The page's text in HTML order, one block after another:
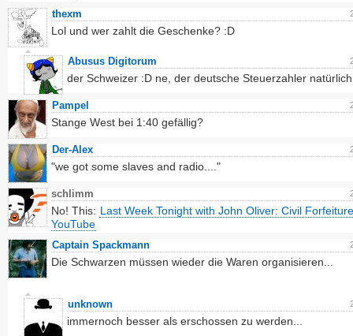
thexm
Lol und wer zahlt die Geschenke? :D
Abusus Digitorum
der Schweizer :D ne, der deutsche Steuerzahler
Pampel
Stange West bei 1:40 gefällig?
Der-Alex
"we got some slaves and radio...."
schlimm
No! This: Last Week Tonight with John Oliver: Civil
YouTube
Captain Spackmann
Die Schwarzen müssen wieder die Waren organisieren...
unknown
immernoch besser als erschossen zu werden...